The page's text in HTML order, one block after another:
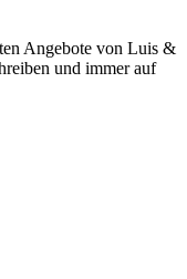
Angebote von Luis &
und immer auf